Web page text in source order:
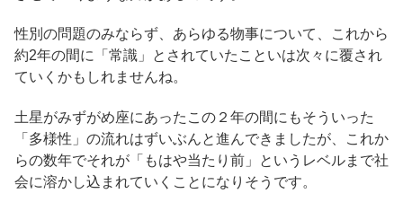
性別の問題のみならず、あらゆる物事について、これから
約2年の間に「常識」とされていたこといは次々に覆され
ていくかもしれませんね。
土星がみずがめ座にあったこの２年の間にもそういった
「多様性」の流れはずいぶんと進んできましたが、これか
らの数年でそれが「もはや当たり前」というレベルまで社
会に溶かし込まれていくことになりそうです。